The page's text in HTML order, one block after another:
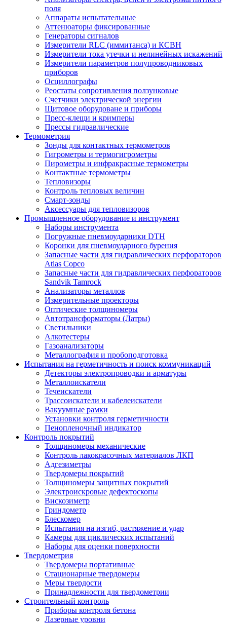
поля
Аппараты испытательные
Аттенюаторы фиксированные
Генераторы сигналов
Измерители RLC (иммитанса) и КСВН
Измерители тока утечки и нелинейных искажений
Измерители параметров полупроводниковых
приборов
Осциллографы
Реостаты сопротивления ползунковые
Счетчики электрической энергии
Щитовое оборудоване и приборы
Пресс-клещи и кримперы
Прессы гидравлические
Термометрия
Зонды для контактных термометров
Гигрометры и термогигрометры
Пирометры и инфракрасные термометры
Контактные термометры
Тепловизоры
Контроль тепловых величин
Смарт-зонды
Аксессуары для тепловизоров
Промышленное оборудование и инструмент
Наборы инструмента
Погружные пневмоударники DTH
Коронки для пневмоударного бурения
Запасные части для гидравлических перфораторов
Atlas Copco
Запасные части для гидравлических перфораторов
Sandvik Tamrock
Анализаторы металлов
Измерительные проекторы
Оптические толщиномеры
Автотрансформаторы (Латры)
Светильники
Алкотестеры
Газоанализаторы
Металлография и пробоподготовка
Испытания на герметичность и поиск коммуникаций
Детекторы электропроводки и арматуры
Металлоискатели
Течеискатели
Трассоискатели и кабелеискатели
Вакуумные рамки
Установки контроля герметичности
Пенопленочный индикатор
Контроль покрытий
Толщиномеры механические
Контроль лакокрасочных материалов ЛКП
Адгезиметры
Твердомеры покрытий
Толщиномеры защитных покрытий
Электроискровые дефектоскопы
Вискозиметр
Гриндометр
Блескомер
Испытания на изгиб, растяжение и удар
Камеры для циклических испытаний
Наборы для оценки поверхности
Твердометрия
Твердомеры портативные
Стационарные твердомеры
Меры твердости
Принадлежности для твердометрии
Строительный контроль
Приборы контроля бетона
Лазерные уровни